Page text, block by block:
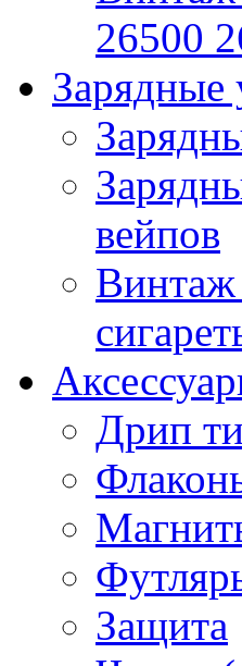
26500
Зарядные
вейпов
Винтаж
Дрип
Защита